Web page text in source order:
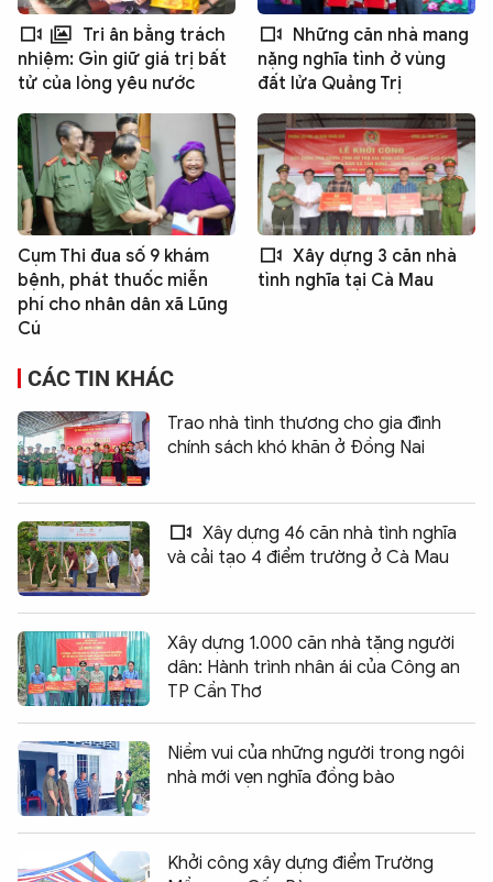
Tri ân bằng trách
nhiệm: Gìn giữ giá trị bất
tử của lòng yêu nước
Những căn nhà mang
nặng nghĩa tình ở vùng
đất lửa Quảng Trị
Cụm Thi đua số 9 khám
bệnh, phát thuốc miễn
phí cho nhân dân xã Lũng
Cú
Xây dựng 3 căn nhà
tình nghĩa tại Cà Mau
CÁC TIN KHÁC
Trao nhà tình thương cho gia đình
chính sách khó khăn ở Đồng Nai
Xây dựng 46 căn nhà tình nghĩa
và cải tạo 4 điểm trường ở Cà Mau
Xây dựng 1.000 căn nhà tặng người
dân: Hành trình nhân ái của Công an
TP Cần Thơ
Niềm vui của những người trong ngôi
nhà mới vẹn nghĩa đồng bào
Khởi công xây dựng điểm Trường